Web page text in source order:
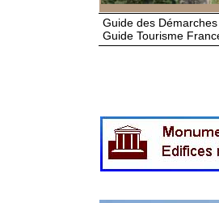
Guide des
Guide Tourisme